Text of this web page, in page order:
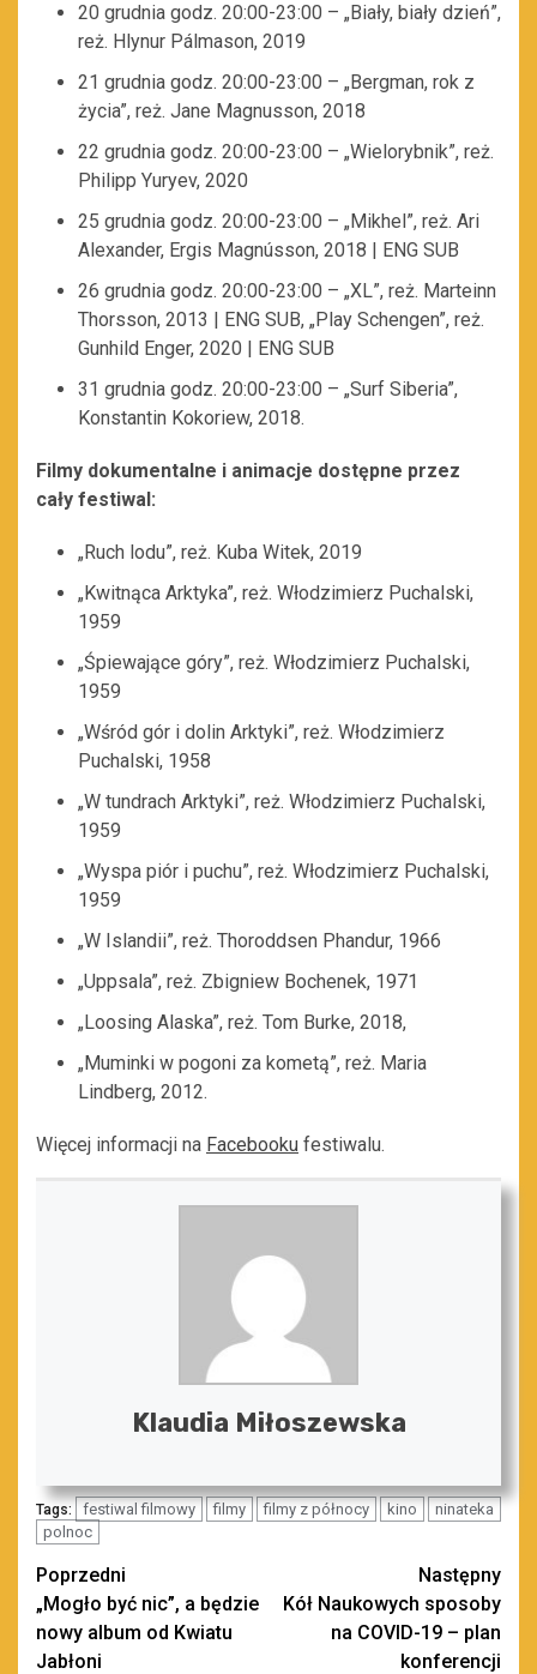
20 grudnia godz. 20:00-23:00 – „Biały, biały dzień”,
reż. Hlynur Pálmason, 2019
21 grudnia godz. 20:00-23:00 – „Bergman, rok z
życia”, reż. Jane Magnusson, 2018
22 grudnia godz. 20:00-23:00 – „Wielorybnik”, reż.
Philipp Yuryev, 2020
25 grudnia godz. 20:00-23:00 – „Mikhel”, reż. Ari
Alexander, Ergis Magnússon, 2018 | ENG SUB
26 grudnia godz. 20:00-23:00 – „XL”, reż. Marteinn
Thorsson, 2013 | ENG SUB, „Play Schengen”, reż.
Gunhild Enger, 2020 | ENG SUB
31 grudnia godz. 20:00-23:00 – „Surf Siberia”,
Konstantin Kokoriew, 2018.
Filmy dokumentalne i animacje dostępne przez
cały festiwal:
„Ruch lodu”, reż. Kuba Witek, 2019
„Kwitnąca Arktyka”, reż. Włodzimierz Puchalski,
1959
„Śpiewające góry”, reż. Włodzimierz Puchalski,
1959
„Wśród gór i dolin Arktyki”, reż. Włodzimierz
Puchalski, 1958
„W tundrach Arktyki”, reż. Włodzimierz Puchalski,
1959
„Wyspa piór i puchu”, reż. Włodzimierz Puchalski,
1959
„W Islandii”, reż. Thoroddsen Phandur, 1966
„Uppsala”, reż. Zbigniew Bochenek, 1971
„Loosing Alaska”, reż. Tom Burke, 2018,
„Muminki w pogoni za kometą”, reż. Maria
Lindberg, 2012.
Więcej informacji na Facebooku festiwalu.
Klaudia Miłoszewska
Tags: festiwal filmowy filmy filmy z północy kino
ninateka
polnoc
Zobacz
wpisy
Poprzedni
„Mogło być nic”, a będzie
nowy album od Kwiatu
Jabłoni
Następny
Kół Naukowych sposoby
na COVID-19 – plan
konferencji